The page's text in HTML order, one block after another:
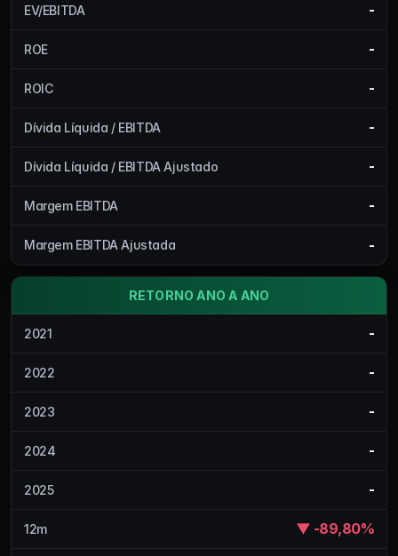
EV/EBITDA -
ROE -
ROIC -
Dívida Líquida / EBITDA -
Dívida Líquida / EBITDA Ajustado -
Margem EBITDA -
Margem EBITDA Ajustada -
RETORNO ANO A ANO
2021 -
2022 -
2023 -
2024 -
2025 -
12m ▼ -89,80%